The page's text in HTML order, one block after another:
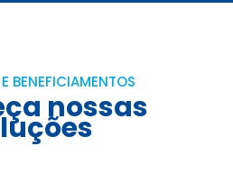
BENEFICIAMENTOS
nossas